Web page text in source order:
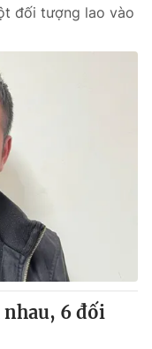
đối tượng lao vào
nhau, 6 đối